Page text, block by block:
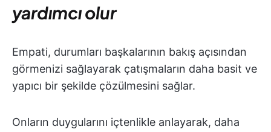
yardımcı olur
Empati, durumları başkalarının bakış açısından
görmenizi sağlayarak çatışmaların daha basit ve
yapıcı bir şekilde çözülmesini sağlar.
Onların duygularını içtenlikle anlayarak, daha